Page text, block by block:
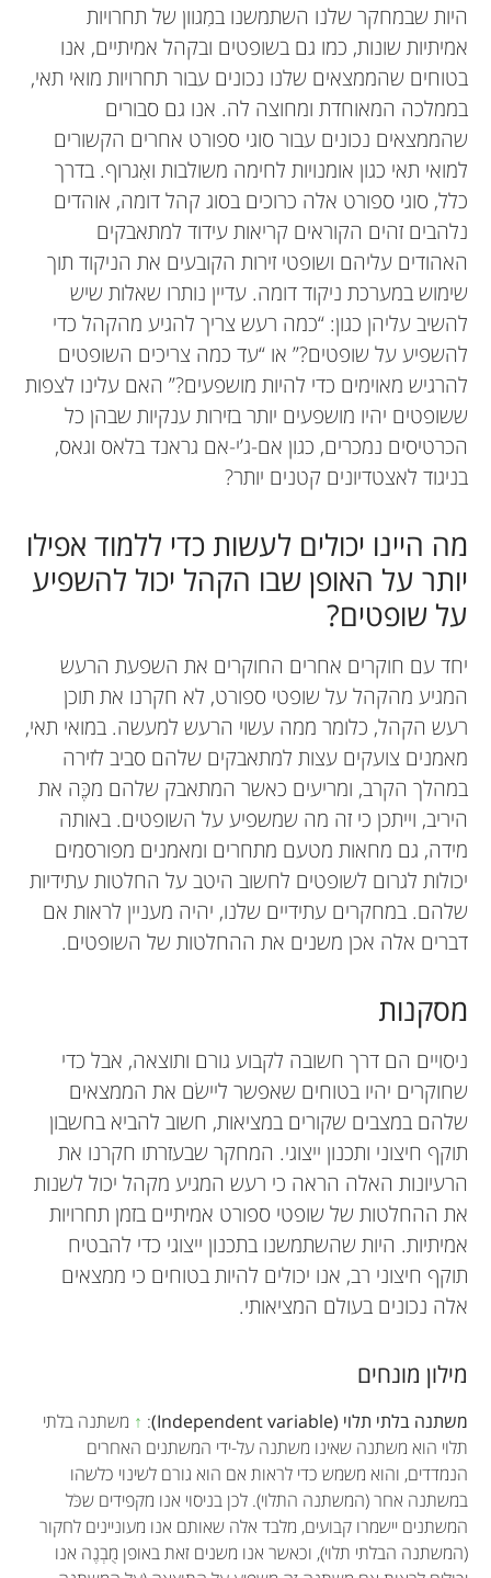
היות שבמחקר שלנו השתמשנו במִגוון של תחרויות
אמיתיות שונות, כמו גם בשופטים ובקהל אמיתיים, אנו
בטוחים שהממצאים שלנו נכונים עבור תחרויות מואי תאי,
בממלכה המאוחדת ומחוצה לה. אנו גם סבורים
שהממצאים נכונים עבור סוגי ספורט אחרים הקשורים
למואי תאי כגון אומנויות לחימה משולבות ואִגרוף. בדרך
כלל, סוגי ספורט אלה כרוכים בסוג קהל דומה, אוהדים
נלהבים זהים הקוראים קריאות עידוד למתאבקים
האהודים עליהם ושופטי זירות הקובעים את הניקוד תוך
שימוש במערכת ניקוד דומה. עדיין נותרו שאלות שיש
להשיב עליהן כגון: “כמה רעש צריך להגיע מהקהל כדי
להשפיע על שופטים?” או “עד כמה צריכים השופטים
להרגיש מאוימים כדי להיות מושפעים?” האם עלינו לצפות
ששופטים יהיו מושפעים יותר בזירות ענקיות שבהן כל
הכרטיסים נמכרים, כגון אם-ג’י-אם גראנד בלאס וגאס,
בניגוד לאצטדיונים קטנים יותר?
מה היינו יכולים לעשות כדי ללמוד אפילו
יותר על האופן שבו הקהל יכול להשפיע
על שופטים?
יחד עם חוקרים אחרים החוקרים את השפעת הרעש
המגיע מהקהל על שופטי ספורט, לא חקרנו את תוכן
רעש הקהל, כלומר ממה עשוי הרעש למעשה. במואי תאי,
מאמנים צועקים עצות למתאבקים שלהם סביב לזירה
במהלך הקרב, ומריעים כאשר המתאבק שלהם מכֶּה את
היריב, וייתכן כי זה מה שמשפיע על השופטים. באותה
מידה, גם מחאות מטעם מתחרים ומאמנים מפורסמים
יכולות לגרום לשופטים לחשוב היטב על החלטות עתידיות
שלהם. במחקרים עתידיים שלנו, יהיה מעניין לראות אם
דברים אלה אכן משנים את ההחלטות של השופטים.
מסקנות
ניסויים הם דרך חשובה לקבוע גורם ותוצאה, אבל כדי
שחוקרים יהיו בטוחים שאפשר ליישׂם את הממצאים
שלהם במצבים שקורים במציאות, חשוב להביא בחשבון
תוקף חיצוני ותכנון ייצוגי. המחקר שבעזרתו חקרנו את
הרעיונות האלה הראה כי רעש המגיע מקהל יכול לשנות
את ההחלטות של שופטי ספורט אמיתיים בזמן תחרויות
אמיתיות. היות שהשתמשנו בתכנון ייצוגי כדי להבטיח
תוקף חיצוני רב, אנו יכולים להיות בטוחים כי ממצאים
אלה נכונים בעולם המציאותי.
מילון מונחים
משתנה בלתי תלוי (Independent variable) :
↑ משתנה בלתי
תלוי הוא משתנה שאינו משתנה על-ידי המשתנים האחרים
הנמדדים, והוא משמש כדי לראות אם הוא גורם לשינוי כלשהו
במשתנה אחר (המשתנה התלוי). לכן בניסוי אנו מקפידים שכֹּל
המשתנים יישמרו קבועים, מלבד אלה שאותם אנו מעוניינים לחקור
(המשתנה הבלתי תלוי), וכאשר אנו משנים זאת באופן מֻבְנֶה אנו